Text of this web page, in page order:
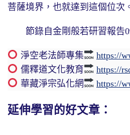
菩薩境界，也就達到這個位次
節錄自金剛般若研習報告
淨空老法師專集
https://
儒釋道文化教育
https://
華藏淨宗弘化網
https://
延伸學習的好文章：